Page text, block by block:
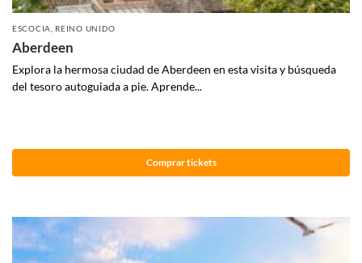
ESCOCIA REINO UNIDO
Aberdeen
Explora la hermosa ciudad de Aberdeen en esta visita y búsqueda
del tesoro autoguiada a pie. Aprende...
Comprar tickets